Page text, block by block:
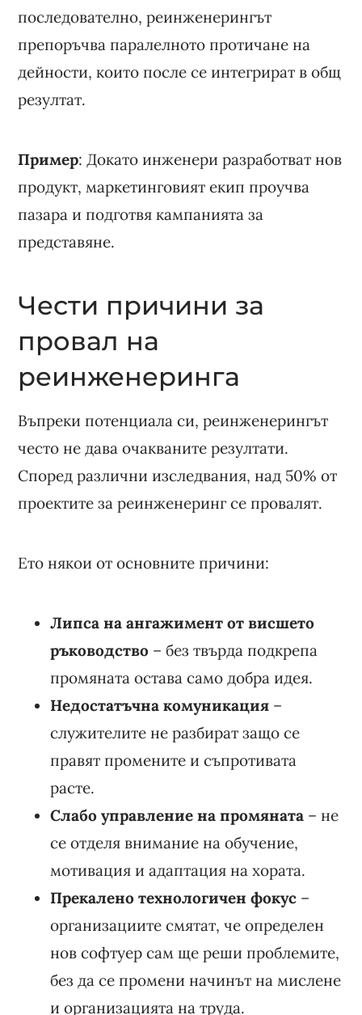
последователно, реинженерингът
препоръчва паралелното протичане на
дейности, които после се интегрират в общ
резултат.
Пример: Докато инженери разработват нов
продукт, маркетинговият екип проучва
пазара и подготвя кампанията за
представяне.
Чести причини за
провал на
реинженеринга
Въпреки потенциала си, реинженерингът
често не дава очакваните резултати.
Според различни изследвания, над 50% от
проектите за реинженеринг се провалят.
Ето някои от основните причини:
Липса на ангажимент от висшето
ръководство – без твърда подкрепа
промяната остава само добра идея.
Недостатъчна комуникация –
служителите не разбират защо се
правят промените и съпротивата
расте.
Слабо управление на промяната – не
се отделя внимание на обучение,
мотивация и адаптация на хората.
Прекалено технологичен фокус –
организациите смятат, че определен
нов софтуер сам ще реши проблемите,
без да се промени начинът на мислене
и организацията на труда.